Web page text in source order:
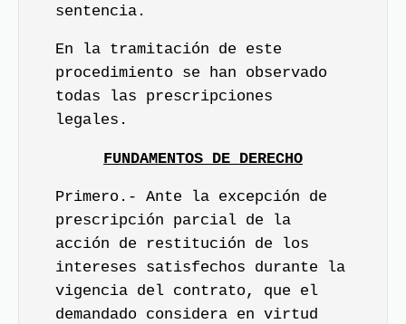
sentencia.
En la tramitación de este
procedimiento se han observado
todas las prescripciones
legales.
FUNDAMENTOS DE DERECHO
Primero.- Ante la excepción de
prescripción parcial de la
acción de restitución de los
intereses satisfechos durante la
vigencia del contrato, que el
demandado considera en virtud